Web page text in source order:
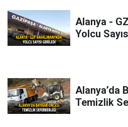
Alanya -
Yolcu
Alanya’da
Temizlik